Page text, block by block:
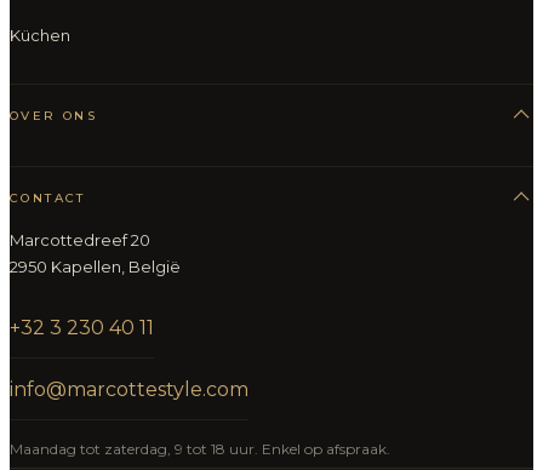
Küchen
OVER ONS
CONTACT
Marcottedreef 20
2950 Kapellen, België
+32 3 230 40 11
info@marcottestyle.com
Maandag tot zaterdag, 9 tot 18 uur. Enkel op afspraak.